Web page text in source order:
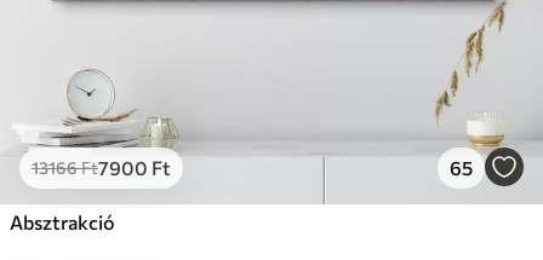
13166Ft7900 Ft 65
Absztrakció